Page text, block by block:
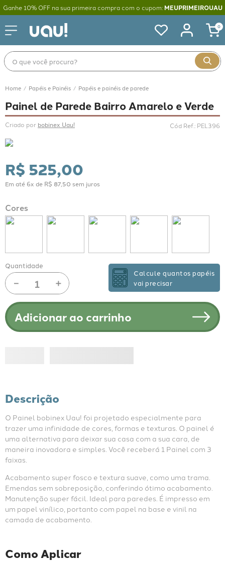
Ganhe 10% OFF na sua primeira compra com o cupom: MEUPRIMEIROUAU
0
O que você procura?
Papéis e Painéis Papéis e painéis de parede
Painel de Parede Bairro Amarelo e Verde
Criado por bobinex Uau! Cód Ref.: PEL396
R$ 525,00
Em até 6x de R$ 87 50 sem juros
Cores
Quantidade
＋
－
Calcule quantos papéis
vai precisar
Adicionar ao carrinho
Descrição
O Painel bobinex Uau! foi projetado especialmente para
trazer uma infinidade de cores, formas e texturas. O painel é
uma alternativa para deixar sua casa com a sua cara, de
maneira inovadora e simples. Você receberá 1 Painel com 3
faixas.
Acabamento super fosco e textura suave, como uma trama.
Emendas sem sobreposição, conferindo ótimo acabamento.
Manutenção super fácil. Ideal para paredes. É impresso em
um papel vinílico, portanto com papel na base e vinil na
camada de acabamento.
Como Aplicar